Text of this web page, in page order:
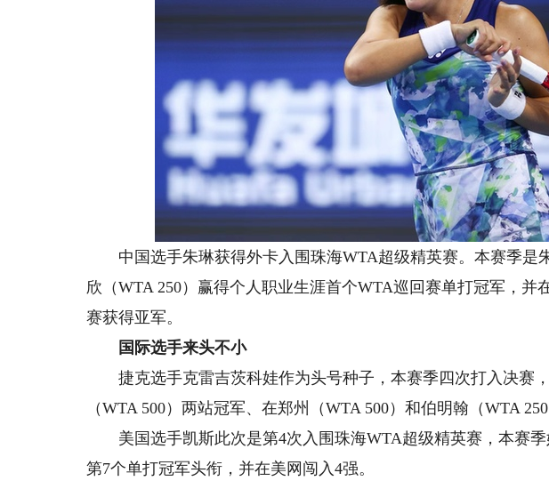
中国选手朱琳获得外卡入围珠海WTA超级精英赛。本赛季是
欣（WTA 250）赢得个人职业生涯首个WTA巡回赛单打冠军，并
赛获得亚军。
国际选手来头不小
捷克选手克雷吉茨科娃作为头号种子，本赛季四次打入决赛，
（WTA 500）两站冠军、在郑州（WTA 500）和伯明翰（WTA
美国选手凯斯此次是第4次入围珠海WTA超级精英赛，本赛季
第7个单打冠军头衔，并在美网闯入4强。